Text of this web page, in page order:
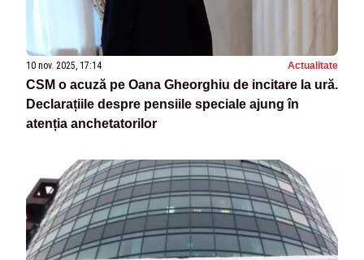
10 nov. 2025, 17:14 Actualitate
CSM o acuză pe Oana Gheorghiu de incitare la ură.
Declarațiile despre pensiile speciale ajung în
atenția anchetatorilor